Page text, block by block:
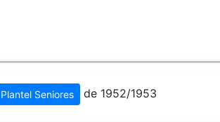
Plantel Seniores de 1952/1953